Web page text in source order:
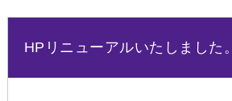
HPリニューアルいたしました。